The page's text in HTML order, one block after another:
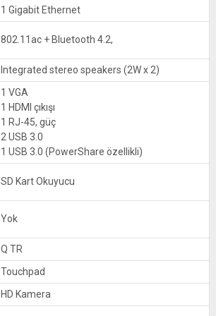
1 Gigabit Ethernet
802.11ac + Bluetooth 4.2,
Integrated stereo speakers (2W x 2)
1 VGA
1 HDMI çıkışı
1 RJ-45, güç
2 USB 3.0
1 USB 3.0 (PowerShare özellikli)
SD Kart Okuyucu
Yok
Q TR
Touchpad
HD Kamera